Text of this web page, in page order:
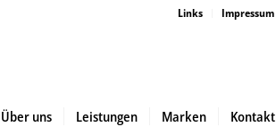
Links Impressum
Über uns Leistungen Marken Kontakt